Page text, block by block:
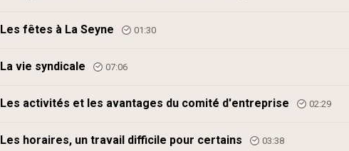
Les fêtes à La Seyne 01:30
La vie syndicale 07:06
Les activités et les avantages du comité d'entreprise 02:29
Les horaires, un travail difficile pour certains 03:38